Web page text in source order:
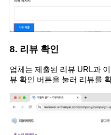
8. 리뷰 확인
업체는 제출된 리뷰 URL과
뷰 확인 버튼을 눌러 리뷰를